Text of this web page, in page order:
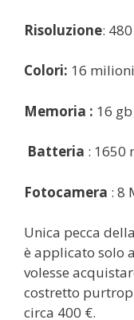
Risoluzione:
Colori: 16 milioni
Memoria : 16
Batteria : 1650
Fotocamera : 8
Unica pecca
è applicato solo
volesse
costretto
circa 400 €.